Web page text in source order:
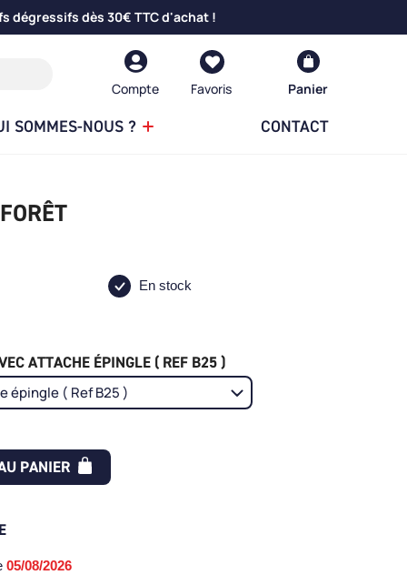
dégressifs dès 30€ TTC d'achat !
Compte
SOMMES-NOUS ? CONTACT
Panier
En stock
ATTACHE ÉPINGLE ( REF B25 )
PANIER
05/08/2026